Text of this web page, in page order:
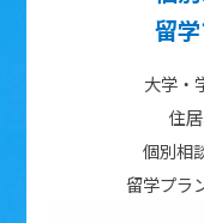
留
大学・
住
個別相
留学プラ